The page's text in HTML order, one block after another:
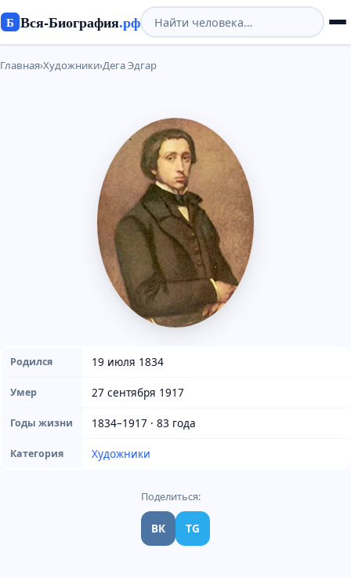
Б Вся-Биография.рф
Главная›Художники›Дега Эдгар
Родился 19 июля 1834
Умер 27 сентября 1917
Годы жизни 1834–1917 · 83 года
Категория Художники
Поделиться:
ВК TG